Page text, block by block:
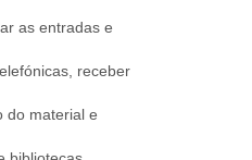
as entradas e
receber
do material e